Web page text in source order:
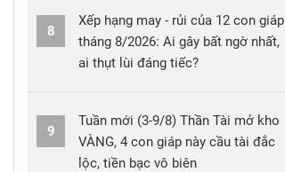
8
Xếp hạng may - rủi của 12 con giáp
tháng 8/2026: Ai gây bất ngờ nhất,
ai thụt lùi đáng tiếc?
9
Tuần mới (3-9/8) Thần Tài mở kho
VÀNG, 4 con giáp này cầu tài đắc
lộc, tiền bạc vô biên